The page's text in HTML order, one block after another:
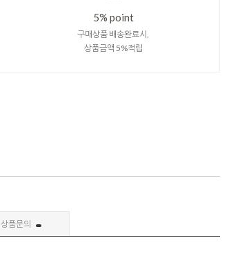
5% point
구매상품 배송완료시,
상품금액 5%적립
상품문의